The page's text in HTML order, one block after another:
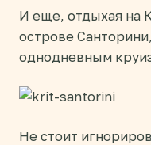
И еще, отдыхая на
острове
однодневным
Не стоит